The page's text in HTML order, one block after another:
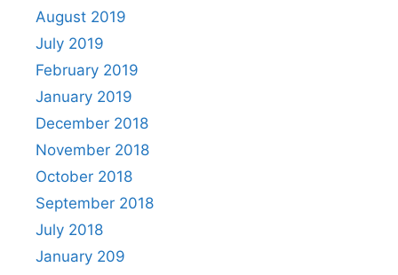
August 2019
July 2019
February 2019
January 2019
December 2018
November 2018
October 2018
September 2018
July 2018
January 209